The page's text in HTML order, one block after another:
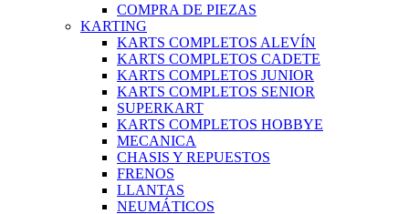
COMPRA DE PIEZAS
KARTING
KARTS COMPLETOS ALEVÍN
KARTS COMPLETOS CADETE
KARTS COMPLETOS JUNIOR
KARTS COMPLETOS SENIOR
SUPERKART
KARTS COMPLETOS HOBBYE
MECANICA
CHASIS Y REPUESTOS
FRENOS
LLANTAS
NEUMÁTICOS